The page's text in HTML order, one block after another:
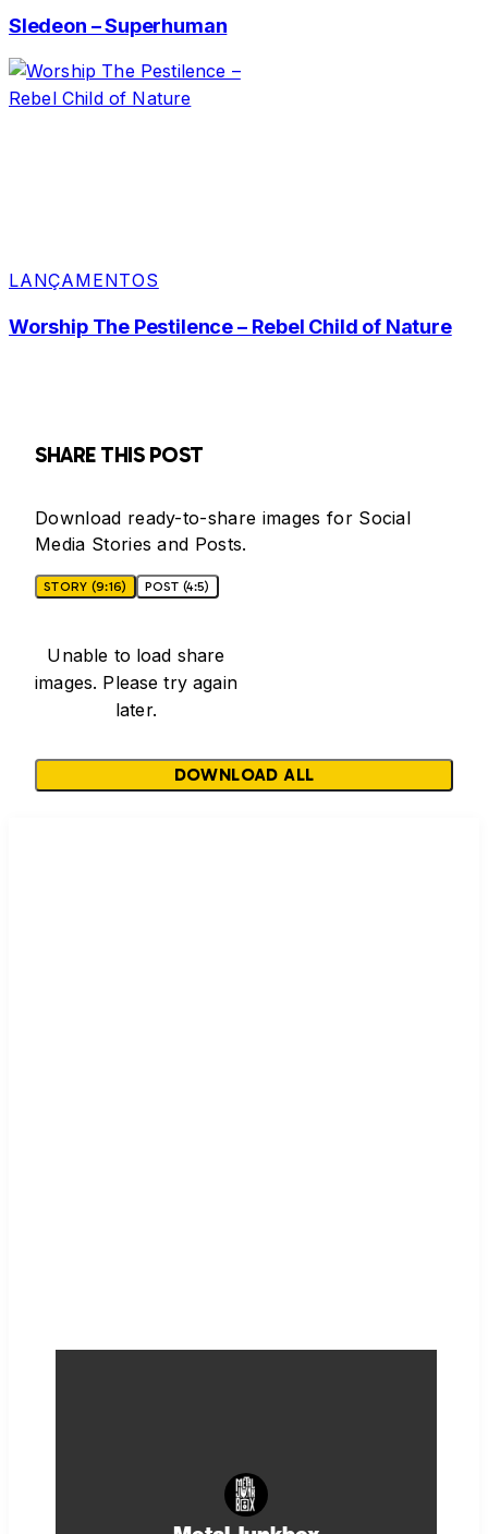
Sledeon – Superhuman
LANÇAMENTOS
Worship The Pestilence – Rebel Child of Nature
SHARE THIS POST
Download ready-to-share images for Social
Media Stories and Posts.
STORY (9:16) POST (4:5)
Unable to load share
images. Please try again
later.
DOWNLOAD ALL